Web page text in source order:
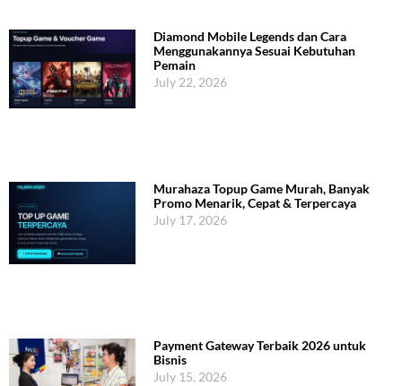
Diamond Mobile Legends dan Cara
Menggunakannya Sesuai Kebutuhan
Pemain
July 22, 2026
Murahaza Topup Game Murah, Banyak
Promo Menarik, Cepat & Terpercaya
July 17, 2026
Payment Gateway Terbaik 2026 untuk
Bisnis
July 15, 2026